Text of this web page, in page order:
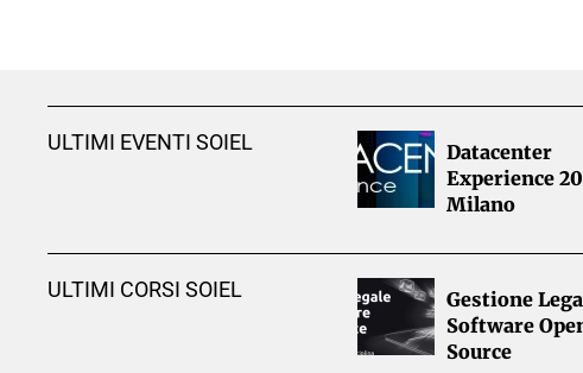
ULTIMI EVENTI SOIEL
Datacenter
Experience
Milano
ULTIMI CORSI SOIEL
Gestione
Software
Source